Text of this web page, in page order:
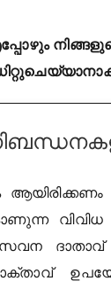
ആയിരിക്കണം
കാണുന്ന